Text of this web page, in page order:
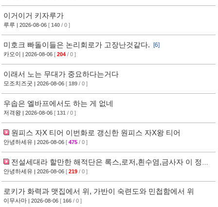
이거이거 키자루가
루루 | 2026-08-06 [ 140 / 0 ]
미호크 빠돌이들은 논리회로가 고장난것같다.
[6]
카오이
| 2026-08-06 [ 204 / 0 ]
이래서 노는 무대가 중요하다는거다
모조치즈굿 | 2026-08-06 [ 189 / 0 ]
우솝은 엘바프에서도 하는 게 없네
저격왕 | 2026-08-06 [ 131 / 0 ]
원피스 자X 티어 이번화로 갱신한 원피스 자X왕 티어
안녕하세유 | 2026-08-06 [ 475 / 0 ]
전설세대라 할만한 해적단은 록스,로저,흰수염,금사자 이 정도
아님? 티어리스트
안녕하세유 | 2026-08-06 [ 219 / 0 ]
로키가 화력과 맷집에서 위, 가반이 숙련도와 민첩함에서 위
이무사마 | 2026-08-06 [ 166 / 0 ]